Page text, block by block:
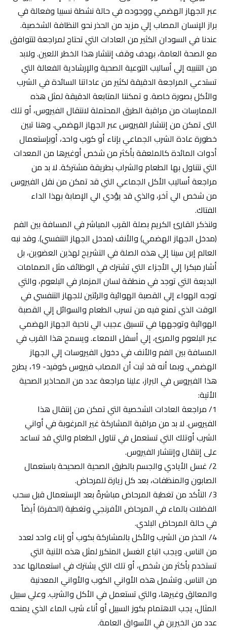
عبر الجهاز الهضمي ووجوده في حالة نشطة نسبيا وفعالة في
براز الإنسان المصاب إلي مزيد من الحذر نحو النظافة الشخصية.
عندنا في السودان الكثير من العادات التي تحتاج لمراجعة لتتوافق
مع الصحة العامة، بهدف وقف إنتشار هذا الخطر اللعين. ولابد
من التنبيه إلي أساليب التوعية الصحية والإرشادية الفعالة التي
تستدعي المراجعة الدقيقة لكثير من عاداتنا السائدة في الشرب
والأكل بصورة خاصة. و تمكننا المتابعة الدقيقة لمثل هذه
الممارسات من مراقبة الطرق المحتملة لانتقال الفيروس، أو تلك
التى تمكن من إنتشار الفيروس عبر الجهاز الهضمي. وهنا تبين
خطورة عادة الشرب الجماعي بإناء أو كوب واحد، أوبإستعمال
أدوات المائدة كالملعقة بأكثر من شخص أوغيرها من المعدات
التي نتناول بها الطعام والشراب بطريقة مشتركة. لا بد من
مراجعة أساليب الأكل الجماعي التي قد تمكن من نقل الفيروس
من شخص الي آخر، والذي قد يؤدي الي الإصابة بهذا الداء
الفتاك.
ولنذكر القارئ الكريم بصلة القرب المباشر في المسافة بين الفم
(مدخل الجهاز الهضمي) والأنف (مدخل الجهاز التنفسي). وقد نبه
العالم إبن سينا إلي هذه الصلة في التشريح لهذين العضوين، بل
أشار مبكرا إلي الأجزاء التي تشترك في الوظائف مثل الصمامات
البديعة التي توجد في منطقة لسان المزمار في البلعوم، والتي
توجه الهواء إلي القصبة الهوائية والرئتين للجهاز التنفسي في
الوقت الذي تمنع فيه من تسرب الطعام والسوائل إلي القصبة
الهوائية وتوجهها في تنسيق عجيب الي ناحية الجهاز الهضمي
عبر البلعوم والمرئ، إلي أسفل الامعاء. ويسمح هذا القرب في
المسافة بين الفم والأنف في دخول الفيروسات إلي الجهاز
الهضمي. وبما أنه قد ثبت أن المصاب فيروس كوفيد- 19، يطرح
هذا الفيروس في البراز، علينا مراجعة عدد من المحاذير الصحية
الأتية:
1/ مراجعة العادات الشخصية التي تمكن من إنتقال هذا
الفيروس. لا بد من مراقبة المشاركة غير المرغوبة في أواني
الشرب أوتلك التي تستعمل في تناول الطعام والتي قد تساعد
على إنتقال وإنتشار الفيروس.
2/ غسل الأيادي والجسم بالطرق الصحية الصحيحة باستعمال
الصابون والمنظفات، بعد كل زيارة للمرحاض.
3/ التأكد من تغطية المرحاض مباشرةً بعد الإستعمال قبل سحب
الفضلات بالماء في المرحاض الأفرنجي وتغطية (الحفرة) أيضاً
في حالة المرحاض البلدي.
4/ الحذر من الشرب والأكل بالمشاركة بكوب أو إناء واحد لعدد
من الناس. ويجب اتباع الغسل المتكرر لمثل هذه الآنية التي
تستخدم بأكثر من شخص، أو تلك التي يشترك في استعمالها عدد
من الناس. وتشمل هذه الأواني الكوب والأواني المعدنية
والمعالق وغيرها، والتي تستعمل في الأكل والشرب. وعلي سبيل
المثال، يجب الاهتمام بكوز السبيل أو أناء شرب الماء الذي يمنحه
عدد من الخيرين في الأسواق العامة.